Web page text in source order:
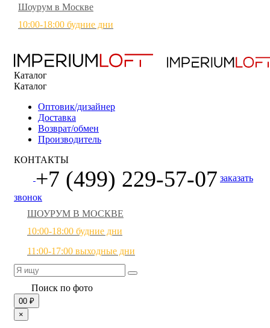
Шоурум в Москве
10:00-18:00 будние дни
Каталог
Каталог
Оптовик/дизайнер
Доставка
Возврат/обмен
Производитель
КОНТАКТЫ
+7 (499) 229-57-07 заказать
звонок
ШОУРУМ В МОСКВЕ
10:00-18:00 будние дни
11:00-17:00 выходные дни
Поиск по фото
00 ₽
×